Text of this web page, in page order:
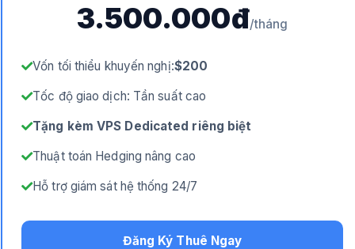
3.500.000đ/tháng
Vốn tối thiểu khuyến nghị:$200
Tốc độ giao dịch: Tần suất cao
Tặng kèm VPS Dedicated riêng biệt
Thuật toán Hedging nâng cao
Hỗ trợ giám sát hệ thống 24/7
Đăng Ký Thuê Ngay